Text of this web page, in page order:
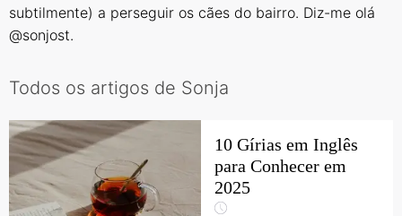
subtilmente) a perseguir os cães do bairro. Diz-me olá
@sonjost.
Todos os artigos de Sonja
10 Gírias em Inglês
para Conhecer em
2025